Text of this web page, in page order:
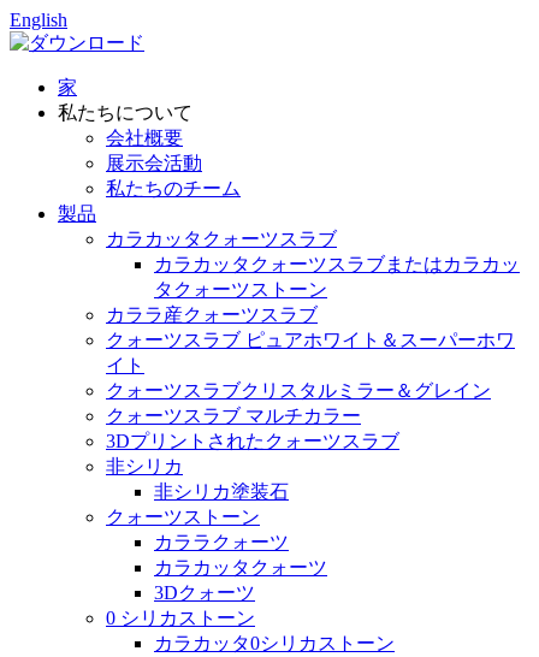
English
家
私たちについて
会社概要
展示会活動
私たちのチーム
製品
カラカッタクォーツスラブ
カラカッタクォーツスラブまたはカラカッ
タクォーツストーン
カララ産クォーツスラブ
クォーツスラブ ピュアホワイト＆スーパーホワ
イト
クォーツスラブクリスタルミラー＆グレイン
クォーツスラブ マルチカラー
3Dプリントされたクォーツスラブ
非シリカ
非シリカ塗装石
クォーツストーン
カララクォーツ
カラカッタクォーツ
3Dクォーツ
0 シリカストーン
カラカッタ0シリカストーン